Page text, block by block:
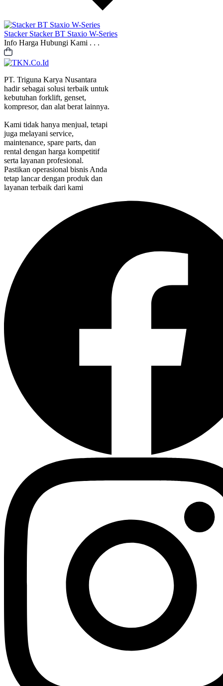
Stacker Stacker BT Staxio W-Series
Info Harga Hubungi Kami . . .
PT. Triguna Karya Nusantara
hadir sebagai solusi terbaik untuk
kebutuhan forklift, genset,
kompresor, dan alat berat lainnya.
Kami tidak hanya menjual, tetapi
juga melayani service,
maintenance, spare parts, dan
rental dengan harga kompetitif
serta layanan profesional.
Pastikan operasional bisnis Anda
tetap lancar dengan produk dan
layanan terbaik dari kami